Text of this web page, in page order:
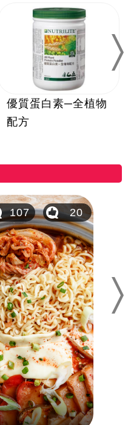
優質蛋白素─全植物
配方
Next
107 20
Next